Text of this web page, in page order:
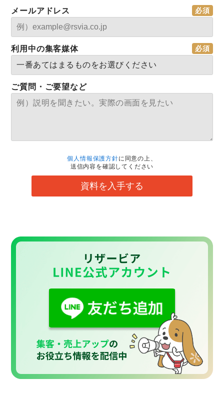
メールアドレス
利用中の集客媒体
ご質問・ご要望など
個人情報保護方針に同意の上、
送信内容を確認してください
資料を入手する